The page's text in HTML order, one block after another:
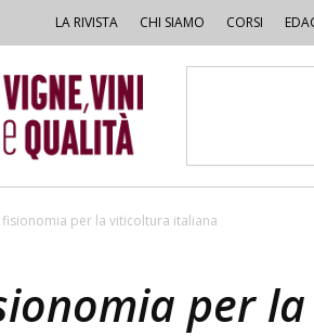
LA RIVISTA CHI SIAMO CORSI
fisionomia per la viticoltura italiana
per